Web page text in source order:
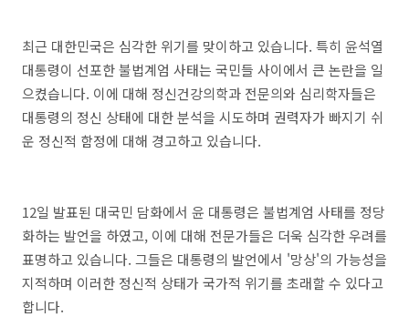
최근 대한민국은 심각한 위기를 맞이하고 있습니다. 특히 윤석열
대통령이 선포한 불법계엄 사태는 국민들 사이에서 큰 논란을 일
으켰습니다. 이에 대해 정신건강의학과 전문의와 심리학자들은
대통령의 정신 상태에 대한 분석을 시도하며 권력자가 빠지기 쉬
운 정신적 함정에 대해 경고하고 있습니다.
12일 발표된 대국민 담화에서 윤 대통령은 불법계엄 사태를 정당
화하는 발언을 하였고, 이에 대해 전문가들은 더욱 심각한 우려를
표명하고 있습니다. 그들은 대통령의 발언에서 '망상'의 가능성을
지적하며 이러한 정신적 상태가 국가적 위기를 초래할 수 있다고
합니다.